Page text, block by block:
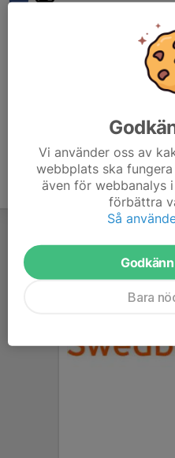
Vi använder oss av
webbplats ska
även för webbanalys
förbättra
Så
Bara